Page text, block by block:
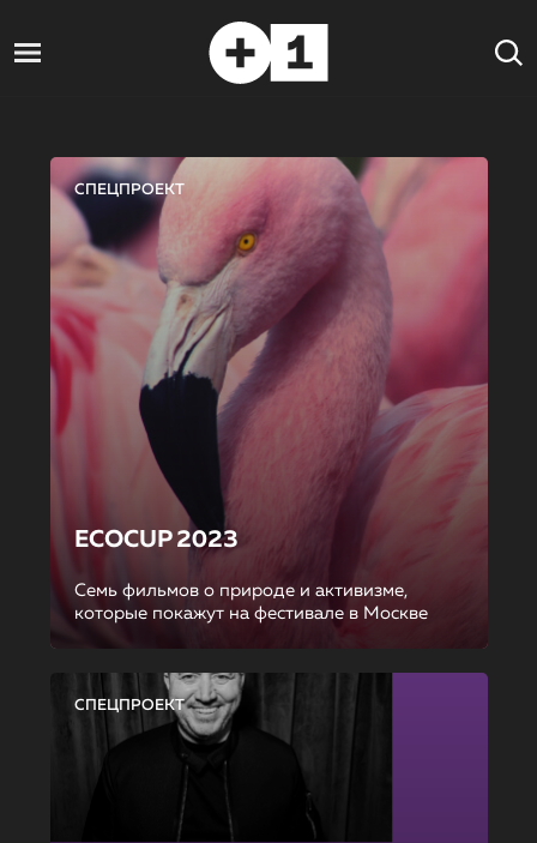
СПЕЦПРОЕКТ
ECOCUP 2023
Семь фильмов о природе и активизме,
которые покажут на фестивале в Москве
СПЕЦПРОЕКТ